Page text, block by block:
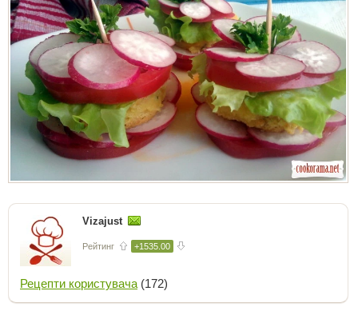
Vizajust
Рейтинг +1535.00
Рецепти користувача (172)